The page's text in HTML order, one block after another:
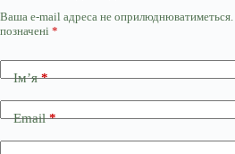
Ваша e-mail адреса не оприлюднюватиметься.
позначені *
Ім’я*
Email*